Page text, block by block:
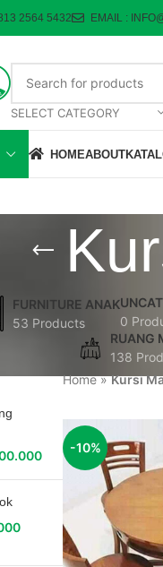
2564 5432 EMAIL :
SELECT CATEGORY
HOMEABOUT
FURNITURE ANAK
53 Products
0
RUANG
138
Home»Kursi
-10%